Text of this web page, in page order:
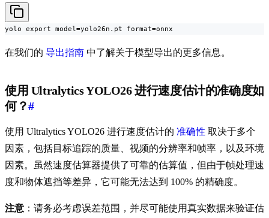
yolo export model=yolo26n.pt format=onnx
在我们的 导出指南 中了解关于模型导出的更多信息。
使用 Ultralytics YOLO26 进行速度估计的准确度如
何？#
使用 Ultralytics YOLO26 进行速度估计的 准确性 取决于多个
因素，包括目标追踪的质量、视频的分辨率和帧率，以及环境
因素。虽然速度估算器提供了可靠的估算值，但由于帧处理速
度和物体遮挡等差异，它可能无法达到 100% 的精确度。
注意 ：请务必考虑误差范围，并尽可能使用真实数据来验证估